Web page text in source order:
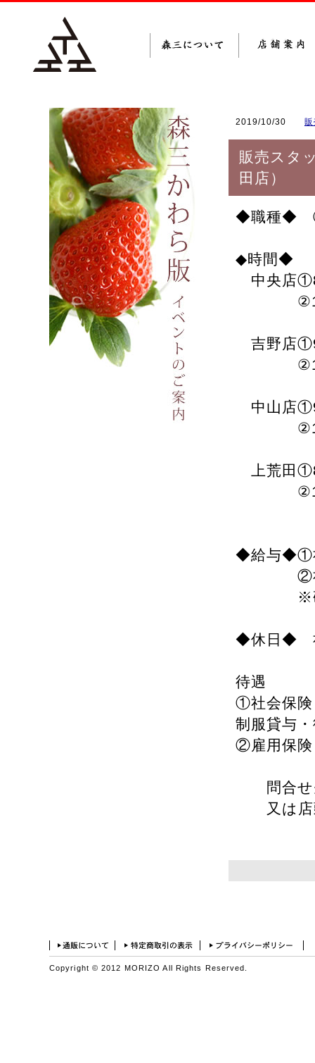
2019/10/30
販売スタ
田店）
◆職種◆ ①
◆時間◆
中央店
②11:30
吉野店
②11:00
中山店
②11:30
上荒田
②11:30
◆給与◆①
②社員
※研
◆休日◆
待遇
①社会保険
制服貸与
②雇用保険
問合せ
又は店
Copyright © 2012 MORIZO All Rights Reserved.